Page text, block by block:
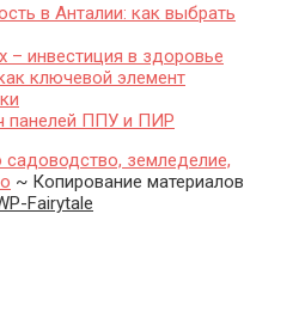
в Анталии: как выбрать
– инвестиция в здоровье
ключевой элемент
панелей ППУ и ПИР
садоводство, земледелие,
~ Копирование материалов
Fairytale